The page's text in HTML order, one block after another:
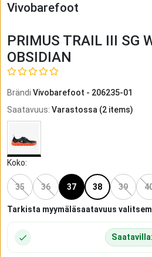
Vivobarefoot
PRIMUS TRAIL III SG
OBSIDIAN
Brändi Vivobarefoot - 206235-01
Saatavuus: Varastossa (2 items)
Koko:
35 36 37 38 39
Tarkista myymäläsaatavuus
Saatavilla: